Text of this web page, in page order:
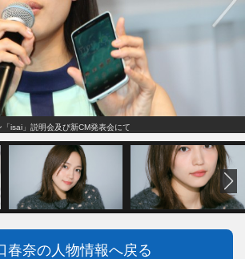
「isai」説明会及び新CM発表会にて
春奈の人物情報へ戻る